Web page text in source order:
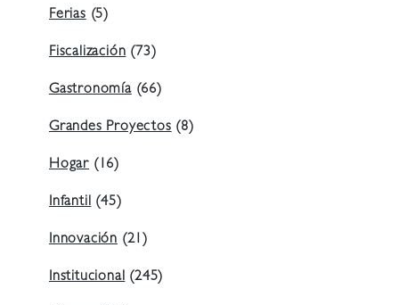
Ferias(5)
Fiscalización(73)
Gastronomía(66)
Grandes Proyectos(8)
Hogar (16)
Infantil(45)
Innovación (21)
Institucional(245)